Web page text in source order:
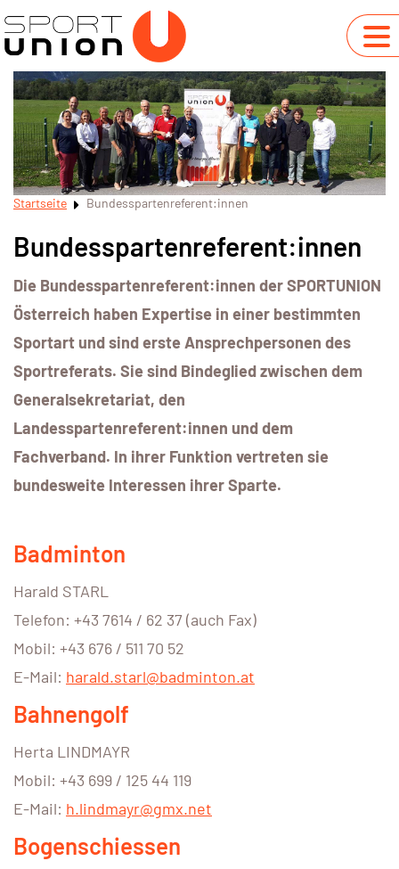
Startseite Bundesspartenreferent:innen
Bundesspartenreferent:innen
Die Bundesspartenreferent:innen der SPORTUNION
Österreich haben Expertise in einer bestimmten
Sportart und sind erste Ansprechpersonen des
Sportreferats. Sie sind Bindeglied zwischen dem
Generalsekretariat, den
Landesspartenreferent:innen und dem
Fachverband. In ihrer Funktion vertreten sie
bundesweite Interessen ihrer Sparte.
Badminton
Harald STARL
Telefon: +43 7614 / 62 37 (auch Fax)
Mobil: +43 676 / 511 70 52
E-Mail: harald.starl@badminton.at
Bahnengolf
Herta LINDMAYR
Mobil: +43 699 / 125 44 119
E-Mail: h.lindmayr@gmx.net
Bogenschiessen